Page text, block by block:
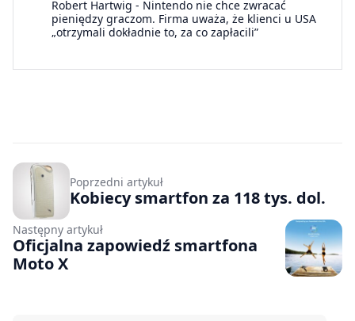
Robert Hartwig - Nintendo nie chce zwracać
pieniędzy graczom. Firma uważa, że klienci u USA
„otrzymali dokładnie to, za co zapłacili”
Poprzedni artykuł
Kobiecy smartfon za 118 tys. dol.
Następny artykuł
Oficjalna zapowiedź smartfona
Moto X